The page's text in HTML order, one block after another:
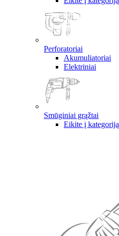
Perforatoriai
Akumuliatoriai
Elektriniai
Smūginiai grąžtai
Eikite į kategoriją